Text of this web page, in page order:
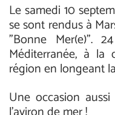
Le samedi 10
se sont rendus à
"Bonne Mer(e)".
Méditerranée, à la
région en longeant
Une occasion